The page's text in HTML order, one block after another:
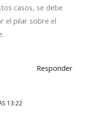
casos, se debe
el pilar sobre el
Responder
13:22